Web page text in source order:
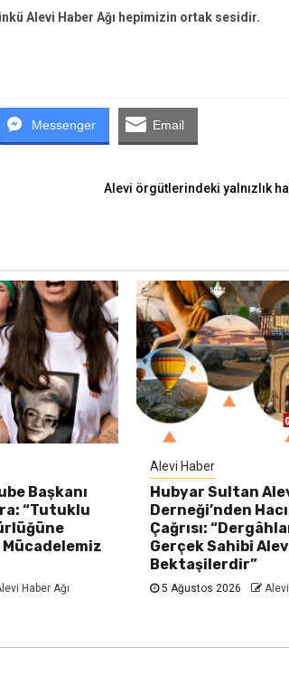
Alevi Haber Ağı hepimizin ortak sesidir.
Messenger Email
Alevi örgütlerindeki yalnızlık
Başkanı
“Tutuklu
Mücadelemiz
Haber Ağı
Alevi Haber
Hubyar Sultan
Derneği’nden
Çağrısı:
Gerçek Sahibi
Bektaşilerdir”
5 Ağustos 2026